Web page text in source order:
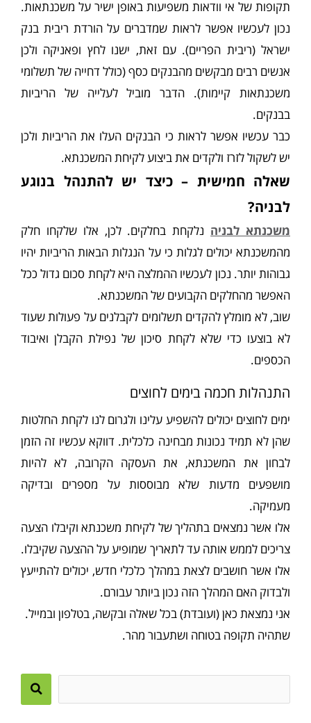
this
תקופות של אי וודאות משפיעות באופן ישיר על משכנתאות.
נכון לעכשיו אפשר לראות שמדברים על הורדת ריבית בנק
ישראל (ריבית הפריים). עם זאת, ישנו לחץ ופאניקה ולכן
אנשים רבים מבקשים מהבנקים כסף (כולל דחייה של תשלומי
משכנתאות קיימות). הדבר מוביל לעלייה של הריביות
בבנקים.
כבר עכשיו אפשר לראות כי הבנקים העלו את הריביות ולכן
יש לשקול לזרז ולקדים את ביצוע לקיחת המשכנתא.
שאלה חמישית – כיצד יש להתנהל בנוגע
לבניה?
משכנתא לבניה נלקחת בחלקים. לכן, אלו שלקחו חלק
מהמשכנתא יכולים לגלות כי על הנגלות הבאות הריביות יהיו
גבוהות יותר. נכון לעכשיו ההמלצה היא לקחת סכום גדול ככל
האפשר מהחלקים הקבועים של המשכנתא.
שוב, לא מומלץ להקדים תשלומים לקבלנים על פעולות שעוד
לא בוצעו כדי שלא לקחת סיכון של נפילת הקבלן ואיבוד
הכספים.
התנהלות חכמה בימים לחוצים
ימים לחוצים יכולים להשפיע עלינו ולגרום לנו לקחת החלטות
שהן לא תמיד נכונות מבחינה כלכלית. דווקא עכשיו זה הזמן
לבחון את המשכנתא, את העסקה הקרובה, לא להיות
מושפעים מדעות שלא מבוססות על מספרים ובדיקה
מעמיקה.
אלו אשר נמצאים בתהליך של לקיחת משכנתא וקיבלו הצעה
צריכים לממש אותה עד לתאריך שמופיע על ההצעה שקיבלו.
אלו אשר חושבים לצאת במהלך כלכלי חדש, יכולים להתייעץ
ולבדוק האם המהלך הזה נכון ביותר עבורם.
אני נמצאת כאן (ועובדת) בכל שאלה ובקשה, בטלפון ובמייל.
שתהיה תקופה בטוחה ושתעבור מהר.